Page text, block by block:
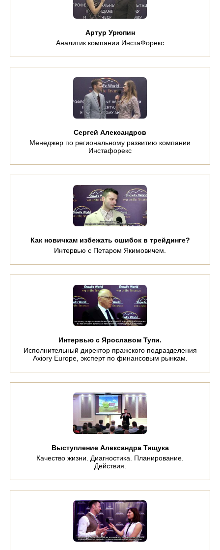
Артур Урюпин
Аналитик компании ИнстаФорекс
Сергей Александров
Менеджер по региональному развитию компании
Инстафорекс
Как новичкам избежать ошибок в трейдинге?
Интервью с Петаром Якимовичем.
Интервью с Ярославом Тупи.
Исполнительный директор пражского подразделения
Axiory Europe, эксперт по финансовым рынкам.
Выступление Александра Тищука
Качество жизни. Диагностика. Планирование.
Действия.